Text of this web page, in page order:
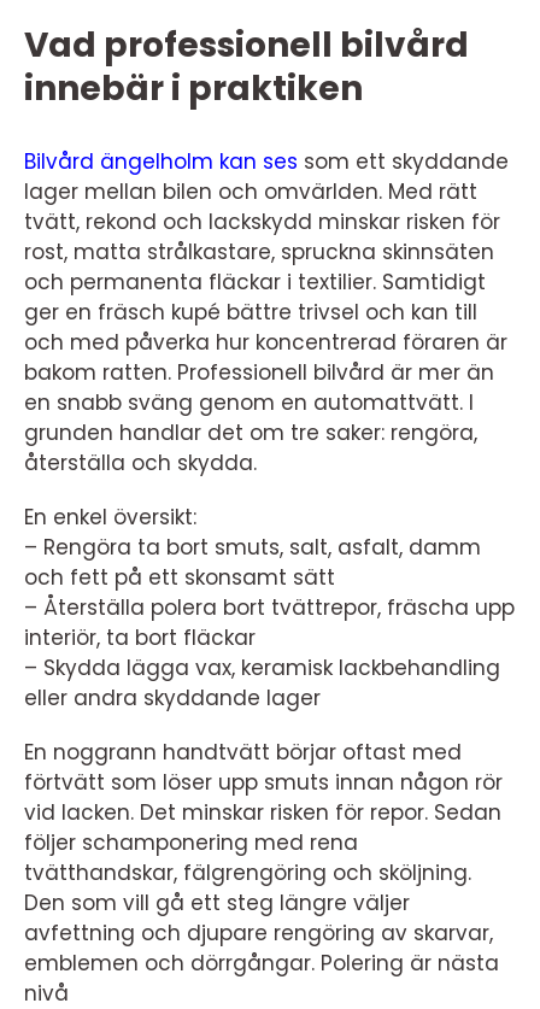
Vad professionell bilvård
innebär i praktiken
Bilvård ängelholm kan ses som ett skyddande
lager mellan bilen och omvärlden. Med rätt
tvätt, rekond och lackskydd minskar risken för
rost, matta strålkastare, spruckna skinnsäten
och permanenta fläckar i textilier. Samtidigt
ger en fräsch kupé bättre trivsel och kan till
och med påverka hur koncentrerad föraren är
bakom ratten. Professionell bilvård är mer än
en snabb sväng genom en automattvätt. I
grunden handlar det om tre saker: rengöra,
återställa och skydda.
En enkel översikt:
– Rengöra ta bort smuts, salt, asfalt, damm
och fett på ett skonsamt sätt
– Återställa polera bort tvättrepor, fräscha upp
interiör, ta bort fläckar
– Skydda lägga vax, keramisk lackbehandling
eller andra skyddande lager
En noggrann handtvätt börjar oftast med
förtvätt som löser upp smuts innan någon rör
vid lacken. Det minskar risken för repor. Sedan
följer schamponering med rena
tvätthandskar, fälgrengöring och sköljning.
Den som vill gå ett steg längre väljer
avfettning och djupare rengöring av skarvar,
emblemen och dörrgångar. Polering är nästa
nivå